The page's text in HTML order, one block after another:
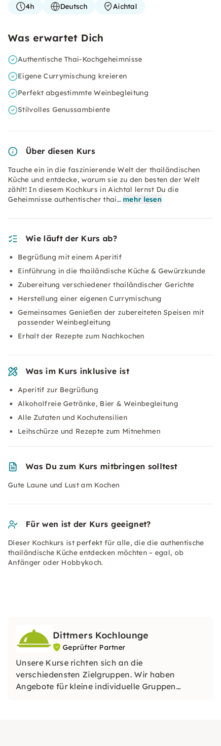
4h Deutsch Aichtal
Was erwartet Dich
Authentische Thai-Kochgeheimnisse
Eigene Currymischung kreieren
Perfekt abgestimmte Weinbegleitung
Stilvolles Genussambiente
Über diesen Kurs
Tauche ein in die faszinierende Welt der thailändischen
Küche und entdecke, warum sie zu den besten der Welt
zählt! In diesem Kochkurs in Aichtal lernst Du die
Geheimnisse authentischer thai… mehr lesen
Wie läuft der Kurs ab?
Begrüßung mit einem Aperitif
Einführung in die thailändische Küche & Gewürzkunde
Zubereitung verschiedener thailändischer Gerichte
Herstellung einer eigenen Currymischung
Gemeinsames Genießen der zubereiteten Speisen mit
passender Weinbegleitung
Erhalt der Rezepte zum Nachkochen
Was im Kurs inklusive ist
Aperitif zur Begrüßung
Alkoholfreie Getränke, Bier & Weinbegleitung
Alle Zutaten und Kochutensilien
Leihschürze und Rezepte zum Mitnehmen
Was Du zum Kurs mitbringen solltest
Gute Laune und Lust am Kochen
Für wen ist der Kurs geeignet?
Dieser Kochkurs ist perfekt für alle, die die authentische
thailändische Küche entdecken möchten – egal, ob
Anfänger oder Hobbykoch.
Dittmers Kochlounge
Geprüfter Partner
Unsere Kurse richten sich an die
verschiedensten Zielgruppen. Wir haben
Angebote für kleine individuelle Gruppen